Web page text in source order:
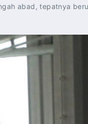
abad, tepatnya